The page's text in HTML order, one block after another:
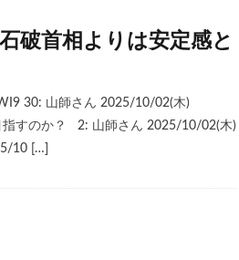
破首相よりは安定感と
30: 山師さん 2025/10/02(木)
指すのか？ 2: 山師さん 2025/10/02(木)
10 […]